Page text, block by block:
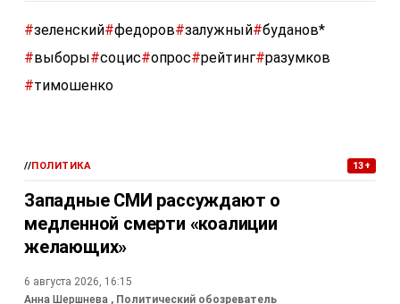
#зеленский#федоров#залужный#буданов*
#выборы#социс#опрос#рейтинг#разумков
#тимошенко
//ПОЛИТИКА 13+
Западные СМИ рассуждают о
медленной смерти «коалиции
желающих»
6 августа 2026, 16:15
Анна Шершнева , Политический обозреватель